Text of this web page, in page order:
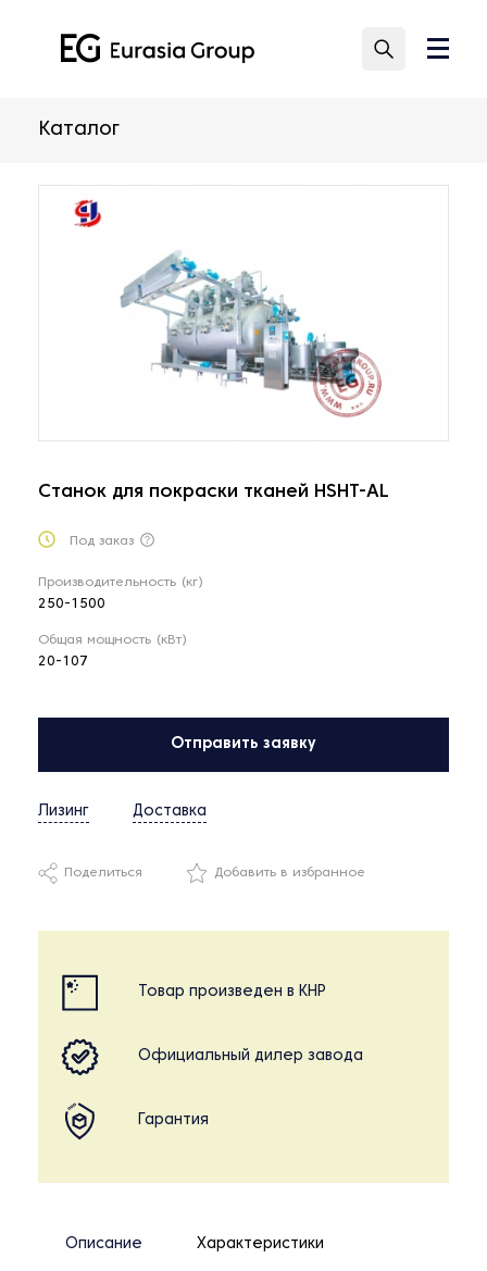
Каталог
Станок для покраски тканей HSHT-AL
Под заказ
Производительность (кг)
250-1500
Общая мощность (кВт)
20-107
Отправить заявку
Лизинг Доставка
Поделиться Добавить в избранное
Товар произведен в КНР
Официальный дилер завода
Гарантия
Описание Характеристики